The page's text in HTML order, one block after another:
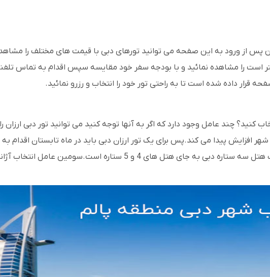
پس از ورود به این صفحه می توانید تورهای دبی با قیمت های مختلف را
است را مشاهده نمائید و با بودجه سفر خود مقایسه سپس اقدام به تماس
قرار داده شده است تا به راحتی تور خود را انتخاب و رزرو نمائید.
کنید؟ چند عامل وجود دارد که اگر به آنها توجه کنید می توانید تور دبی
افزایش پیدا می کند.پس برای یک تور ارزان دبی باید در ماه تابستان اقدام
و ایده آل است.دومین عامل انتخاب هتل سه ستاره دبی به